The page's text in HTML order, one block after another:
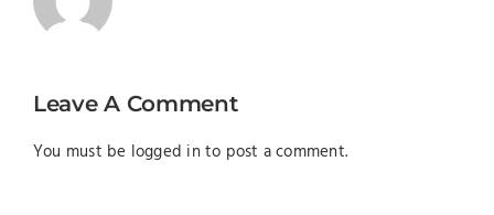
Leave A Comment
You must be logged in to post a comment.